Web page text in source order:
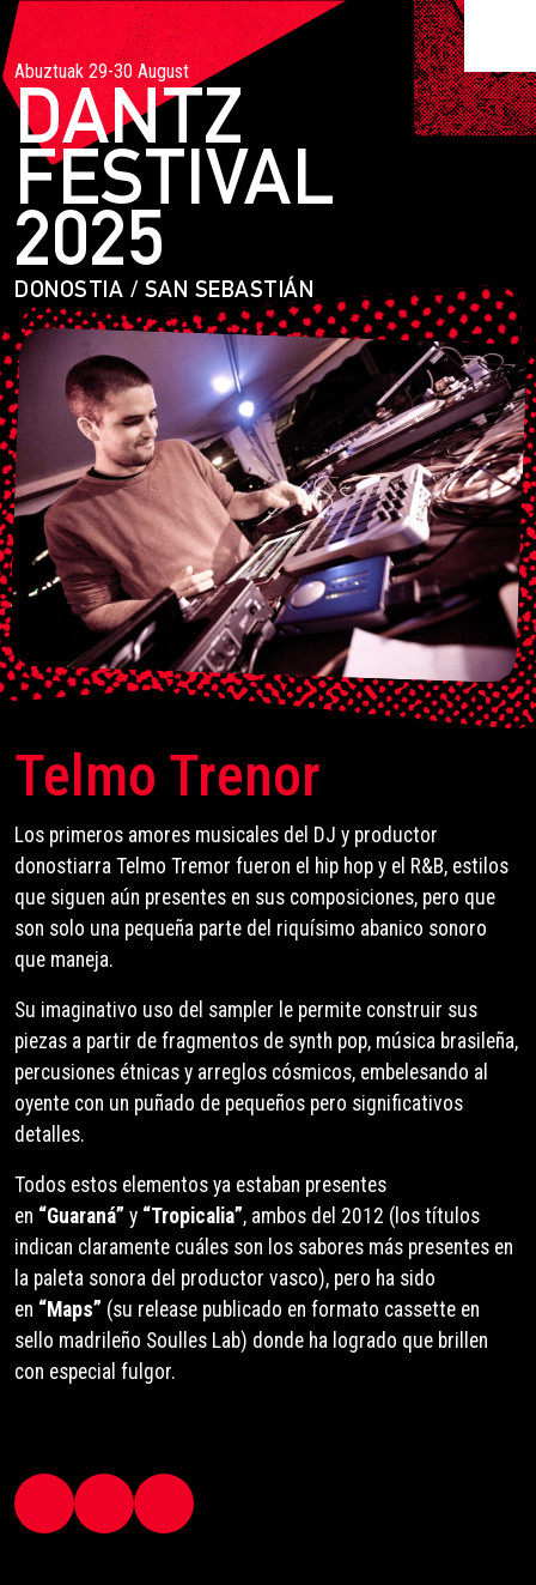
Telmo Trenor
Los primeros amores musicales del DJ y productor
donostiarra Telmo Tremor fueron el hip hop y el R&B, estilos
que siguen aún presentes en sus composiciones, pero que
son solo una pequeña parte del riquísimo abanico sonoro
que maneja.
Su imaginativo uso del sampler le permite construir sus
piezas a partir de fragmentos de synth pop, música brasileña,
percusiones étnicas y arreglos cósmicos, embelesando al
oyente con un puñado de pequeños pero significativos
detalles.
Todos estos elementos ya estaban presentes
en “Guaraná” y “Tropicalia”, ambos del 2012 (los títulos
indican claramente cuáles son los sabores más presentes en
la paleta sonora del productor vasco), pero ha sido
en “Maps” (su release publicado en formato cassette en
sello madrileño Soulles Lab) donde ha logrado que brillen
con especial fulgor.
Abuztuak 29-30 August
DANTZ
FESTIVAL
2025
DONOSTIA / SAN SEBASTIÁN